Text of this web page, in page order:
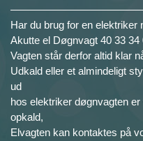
Har du brug for en elektriker
Akutte el Døgnvagt 40 33 34
Vagten står derfor altid klar
Udkald eller et almindeligt
ud
hos elektriker døgnvagten
opkald,
Elvagten kan kontaktes på